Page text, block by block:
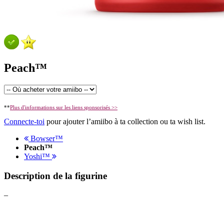
Peach™
**Plus d'informations sur les liens sponsorisés >>
Connecte-toi pour ajouter l’amiibo à ta collection ou ta wish list.
Bowser™
Peach™
Yoshi™
Description de la figurine
–